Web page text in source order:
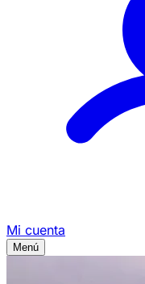
Mi cuenta
Menú